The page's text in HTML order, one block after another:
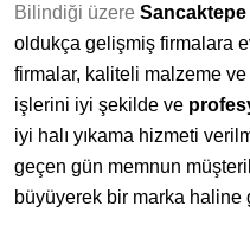
Bilindiği üzere Sancaktepe
oldukça gelişmiş firmalara
firmalar, kaliteli malzeme ve
işlerini iyi şekilde ve
iyi halı yıkama hizmeti
geçen gün memnun
büyüyerek bir marka haline